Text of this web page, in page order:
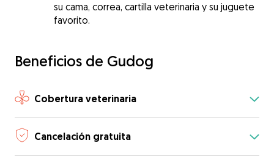
su cama, correa, cartilla veterinaria y su juguete
favorito.
Beneficios de Gudog
Cobertura veterinaria
Cancelación gratuita